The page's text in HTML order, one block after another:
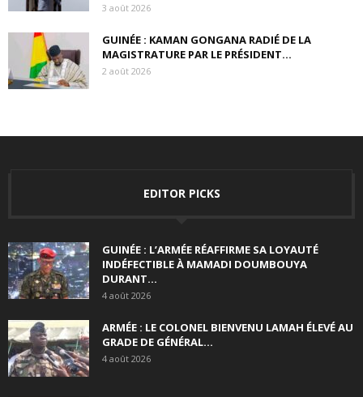
3 août 2026
GUINÉE : KAMAN GONGANA RADIÉ DE LA
MAGISTRATURE PAR LE PRÉSIDENT...
2 août 2026
EDITOR PICKS
GUINÉE : L’ARMÉE RÉAFFIRME SA LOYAUTÉ
INDÉFECTIBLE À MAMADI DOUMBOUYA
DURANT...
4 août 2026
ARMÉE : LE COLONEL BIENVENU LAMAH ÉLEVÉ AU
GRADE DE GÉNÉRAL...
4 août 2026